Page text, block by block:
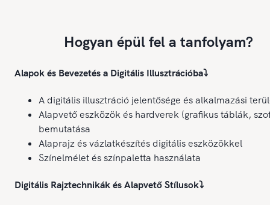
Hogyan épül fel a tanfolyam?
Alapok és Bevezetés a Digitális Illusztrációba⤵️
A digitális illusztráció jelentősége és alkalmazási
Alapvető eszközök és hardverek (grafikus táblák,
bemutatása
Alaprajz és vázlatkészítés digitális eszközökkel
Színelmélet és színpaletta használata
Digitális Rajztechnikák és Alapvető Stílusok⤵️